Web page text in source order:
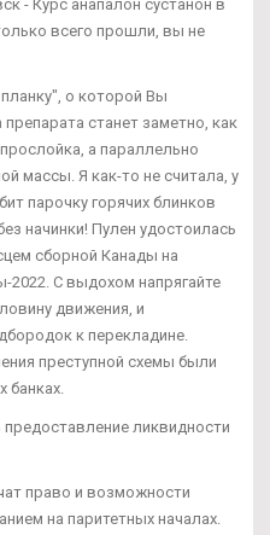
- Курс анапалон сустанон в
всего прошли, вы не
о которой Вы
станет заметно, как
а параллельно
массы. Я как-то не считала, у
парочку горячих блинков
начинки! Пулен удостоилась
сборной Канады на
С выдохом напрягайте
движения, и
к перекладине.
преступной схемы были
банках.
ликвидности
право и возможности
на паритетных началах.